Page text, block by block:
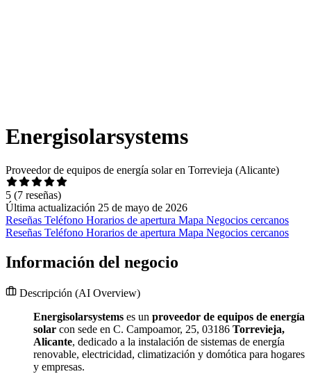
Energisolarsystems
Proveedor de equipos de energía solar en Torrevieja (Alicante)
5 (7 reseñas)
Última actualización 25 de mayo de 2026
Reseñas Teléfono Horarios de apertura Mapa Negocios cercanos
Reseñas Teléfono Horarios de apertura Mapa Negocios cercanos
Información del negocio
Descripción (AI Overview)
Energisolarsystems es un proveedor de equipos de energía
solar con sede en C. Campoamor, 25, 03186 Torrevieja,
Alicante, dedicado a la instalación de sistemas de energía
renovable, electricidad, climatización y domótica para hogares
y empresas.